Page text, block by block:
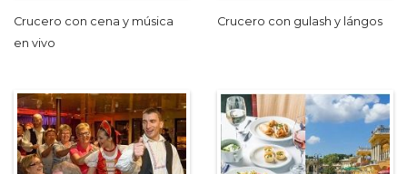
Crucero con cena y música
en vivo
Crucero con gulash y lángos